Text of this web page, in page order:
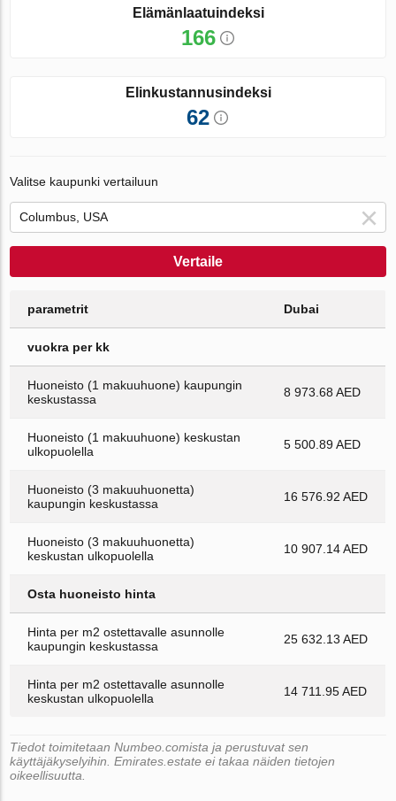
Elämänlaatuindeksi
166
Elinkustannusindeksi
62
Valitse kaupunki vertailuun
Vertaile
parametrit Dubai
vuokra per kk
Huoneisto (1 makuuhuone) kaupungin
keskustassa
8 973.68 AED
Huoneisto (1 makuuhuone) keskustan
ulkopuolella
5 500.89 AED
Huoneisto (3 makuuhuonetta)
kaupungin keskustassa
16 576.92 AED
Huoneisto (3 makuuhuonetta)
keskustan ulkopuolella
10 907.14 AED
Osta huoneisto hinta
Hinta per m2 ostettavalle asunnolle
kaupungin keskustassa
25 632.13 AED
Hinta per m2 ostettavalle asunnolle
keskustan ulkopuolella
14 711.95 AED
Tiedot toimitetaan Numbeo.comista ja perustuvat sen
käyttäjäkyselyihin. Emirates.estate ei takaa näiden tietojen
oikeellisuutta.